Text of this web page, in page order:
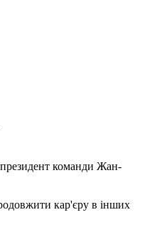
президент команди Жан-
кар'єру в інших